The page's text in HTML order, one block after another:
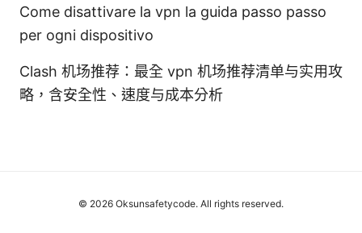
Come disattivare la vpn la guida passo passo
per ogni dispositivo
Clash 机场推荐：最全 vpn 机场推荐清单与实用攻
略，含安全性、速度与成本分析
© 2026 Oksunsafetycode. All rights reserved.